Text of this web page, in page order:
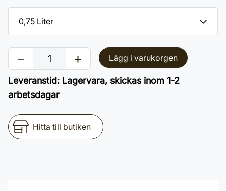
Lägg i varukorgen
Leveranstid: Lagervara, skickas inom 1-2
arbetsdagar
Hitta till butiken